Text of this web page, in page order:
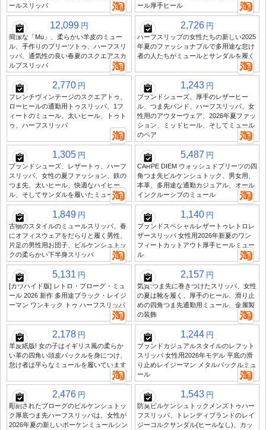
ールスリッパ
ール厚手ヒール
12,099 円
簡潔な「Mu」、柔らかい羊皮のミュー
ル、手作りのプリーツトゥ、ハーフスリ
ッパ、通気性の良い春夏のスクエアスカ
ルプスリッパ
2,726 円
ハーフスリップの女性たちの新しい2025
年夏のファッショナブルで多用途な怠け
者の人たちがミュールとサンダルを履く
2,770 円
フレンチヴィンテージのスクエアトゥ、
ローヒールの通勤用トゥスリッパ、1フ
ィートのミュール、太いヒール、トゥト
ゥ、ハーフスリッパ
1,243 円
ブランドシューズ、厚手のレザーヒー
ル、つま先バンド、ハーフスリッパ、女
性用のアウターウェア、2026年夏ファッ
ション、ミッドヒール、そしてミュール
のペア
1,305 円
ブランドシューズ、レザートゥ、ハーフ
スリッパ、女性の夏ファッション、鉄の
つま先、太いヒール、快適なハイヒー
ル、そしてサンダルを履いたミュール
5,487 円
CARPE DIEM ウォッシュドプリーツの四
角つま先ビルケンシュトック、男女用、
本革、多用途な通勤カジュアル、オール
インクルーシブのミュール
1,849 円
古物のスタイルのミュールスリッパ、春
にオフィスウェアをだらりと履く男性、
片足の男性用お団子、ビルケンシュトッ
クの柔らかい下半身スリッパ
1,140 円
ブランドスペシャルレザートゥレトロレ
ザースリッパ 女性用2026年新夏のワン
フィートカットアウト厚手ヒールミュー
ル
5,131 円
[カウハイド版] レトロ・ブローグ・ミュ
ール 2026 新作 多用途ブラック・レイジ
ーマン ワンキック トゥ ハーフスリッパ
2,157 円
気質:つま先に巻きつけたスリッパ、女性
の夏は靴を履く、厚手のヒール、滑り止
めの四角つま先通勤用ミュール、金属製
の装飾
2,178 円
羊皮紙版! 女の子はイギリス風の柔らか
い革の四角い頭皮バックルを身につけ、
怠け者は平らなミュールを履いています
1,244 円
ブランドカジュアルスタイルのレフット
スリッパ 女性用2026年モデル 平底の滑
り止めレイジーマン メタルバックルミュ
ール
2,476 円
彫刻されたブローグのビルケンシュトッ
ク厚底つま先ハーフスリッパは、女性が
2026年夏の新しいボーケンミュールシン
1,543 円
防臭ビルケンシュトックメンズトゥハー
フスリッパ、トレンディブランドのレイ
ジーコルクサンダル(ヒールなし)、カッ